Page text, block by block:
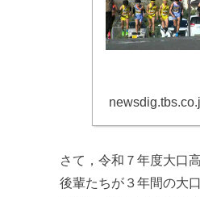
さて，令和７年度大口
後輩たちが３年間の大